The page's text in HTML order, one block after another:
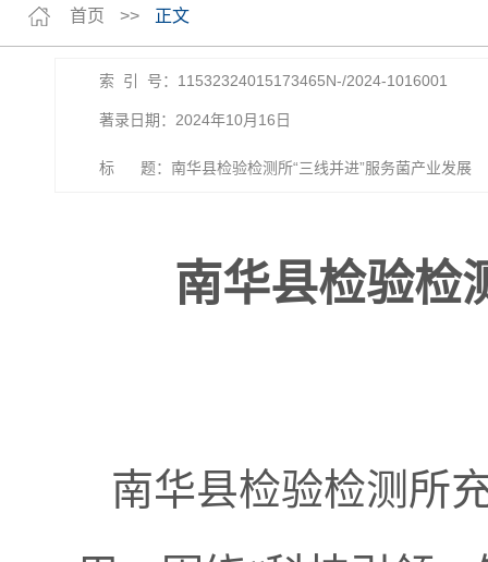
首页 >> 正文
索 引 号：11532324015173465N-/2024-1016001
著录日期：2024年10月16日
标 题：南华县检验检测所“三线并进”服务菌产业发展
南华县检验检
南华县检验检测所